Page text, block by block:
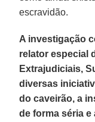
escravidão.
A investigação
relator especial
Extrajudiciais,
diversas
do caveirão, a
de forma séria e